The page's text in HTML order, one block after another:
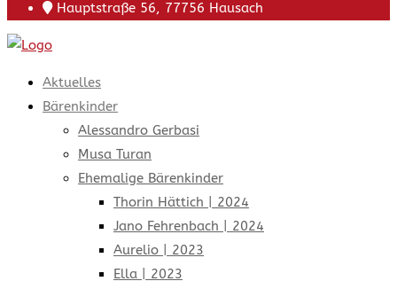
Hauptstraße 56, 77756 Hausach
Aktuelles
Bärenkinder
Alessandro Gerbasi
Musa Turan
Ehemalige Bärenkinder
Thorin Hättich | 2024
Jano Fehrenbach | 2024
Aurelio | 2023
Ella | 2023